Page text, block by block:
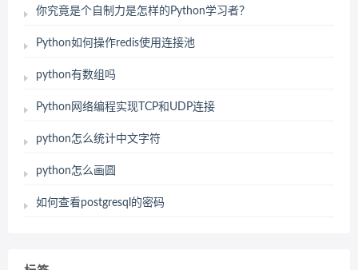
你究竟是个自制力是怎样的Python学习者？
Python如何操作redis使用连接池
python有数组吗
Python网络编程实现TCP和UDP连接
python怎么统计中文字符
python怎么画圆
如何查看postgresql的密码